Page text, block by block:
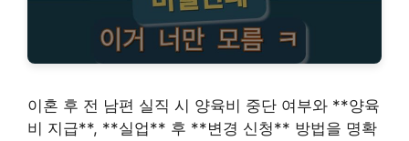
이혼 후 전 남편 실직 시 양육비 중단 여부와 **양육
비 지급**, **실업** 후 **변경 신청** 방법을 명확